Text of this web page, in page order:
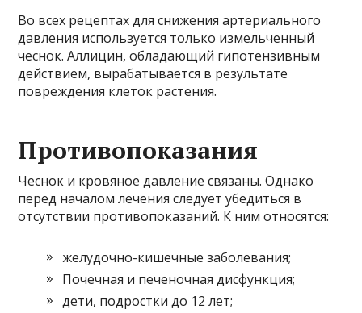
Во всех рецептах для снижения артериального
давления используется только измельченный
чеснок. Аллицин, обладающий гипотензивным
действием, вырабатывается в результате
повреждения клеток растения.
Противопоказания
Чеснок и кровяное давление связаны. Однако
перед началом лечения следует убедиться в
отсутствии противопоказаний. К ним относятся:
желудочно-кишечные заболевания;
Почечная и печеночная дисфункция;
дети, подростки до 12 лет;